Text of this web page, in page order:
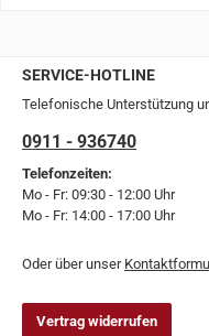
SERVICE-HOTLINE
Telefonische Unterstützung
0911 - 936740
Telefonzeiten:
Mo - Fr: 09:30 - 12:00 Uhr
Mo - Fr: 14:00 - 17:00 Uhr
Oder über unser
Vertrag widerrufen